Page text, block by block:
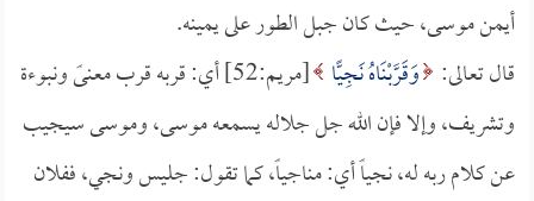
أيمن موسى، حيث كان جبل الطور على يمينه.
قال تعالى: وَقَرَّبْنَاهُ نَجِيًّا
[مريم:52] أي: قربه قرب معنىً ونبوءة
وتشريف، وإلا فإن الله جل جلاله يسمعه موسى، وموسى سيجيب
عن كلام ربه له، نجياً أي: مناجياً، كما تقول: جليس ونجي، ففلان